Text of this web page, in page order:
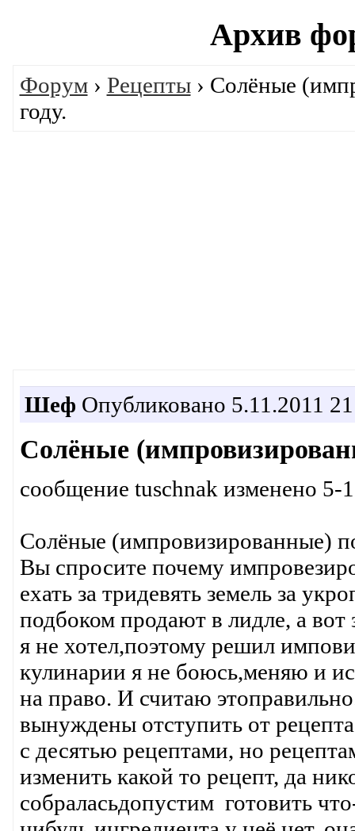
Архив
Форум› Рецепты› Солёные
году.
Шеф Опубликовано 5.11.2011
Солёные
сообщение tuschnak изменено 5-
Солёные (импровизированные)
Вы спросите почему
ехать за тридевять земель за
подбоком продают в лидле, а вот
я не хотел,поэтому решил
кулинарии я не боюсь,меняю и
на право. И считаю
вынуждены отступить от
с десятью рецептами, но
изменить какой то рецепт, да
собраласьдопустим готовить